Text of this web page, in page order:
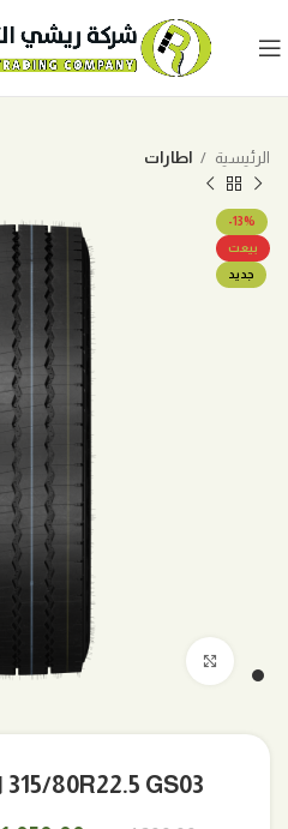
الرئيسية اطارات
-13%
بيعت
جديد
315/80R22.5 GS03 اتش اتش امامي